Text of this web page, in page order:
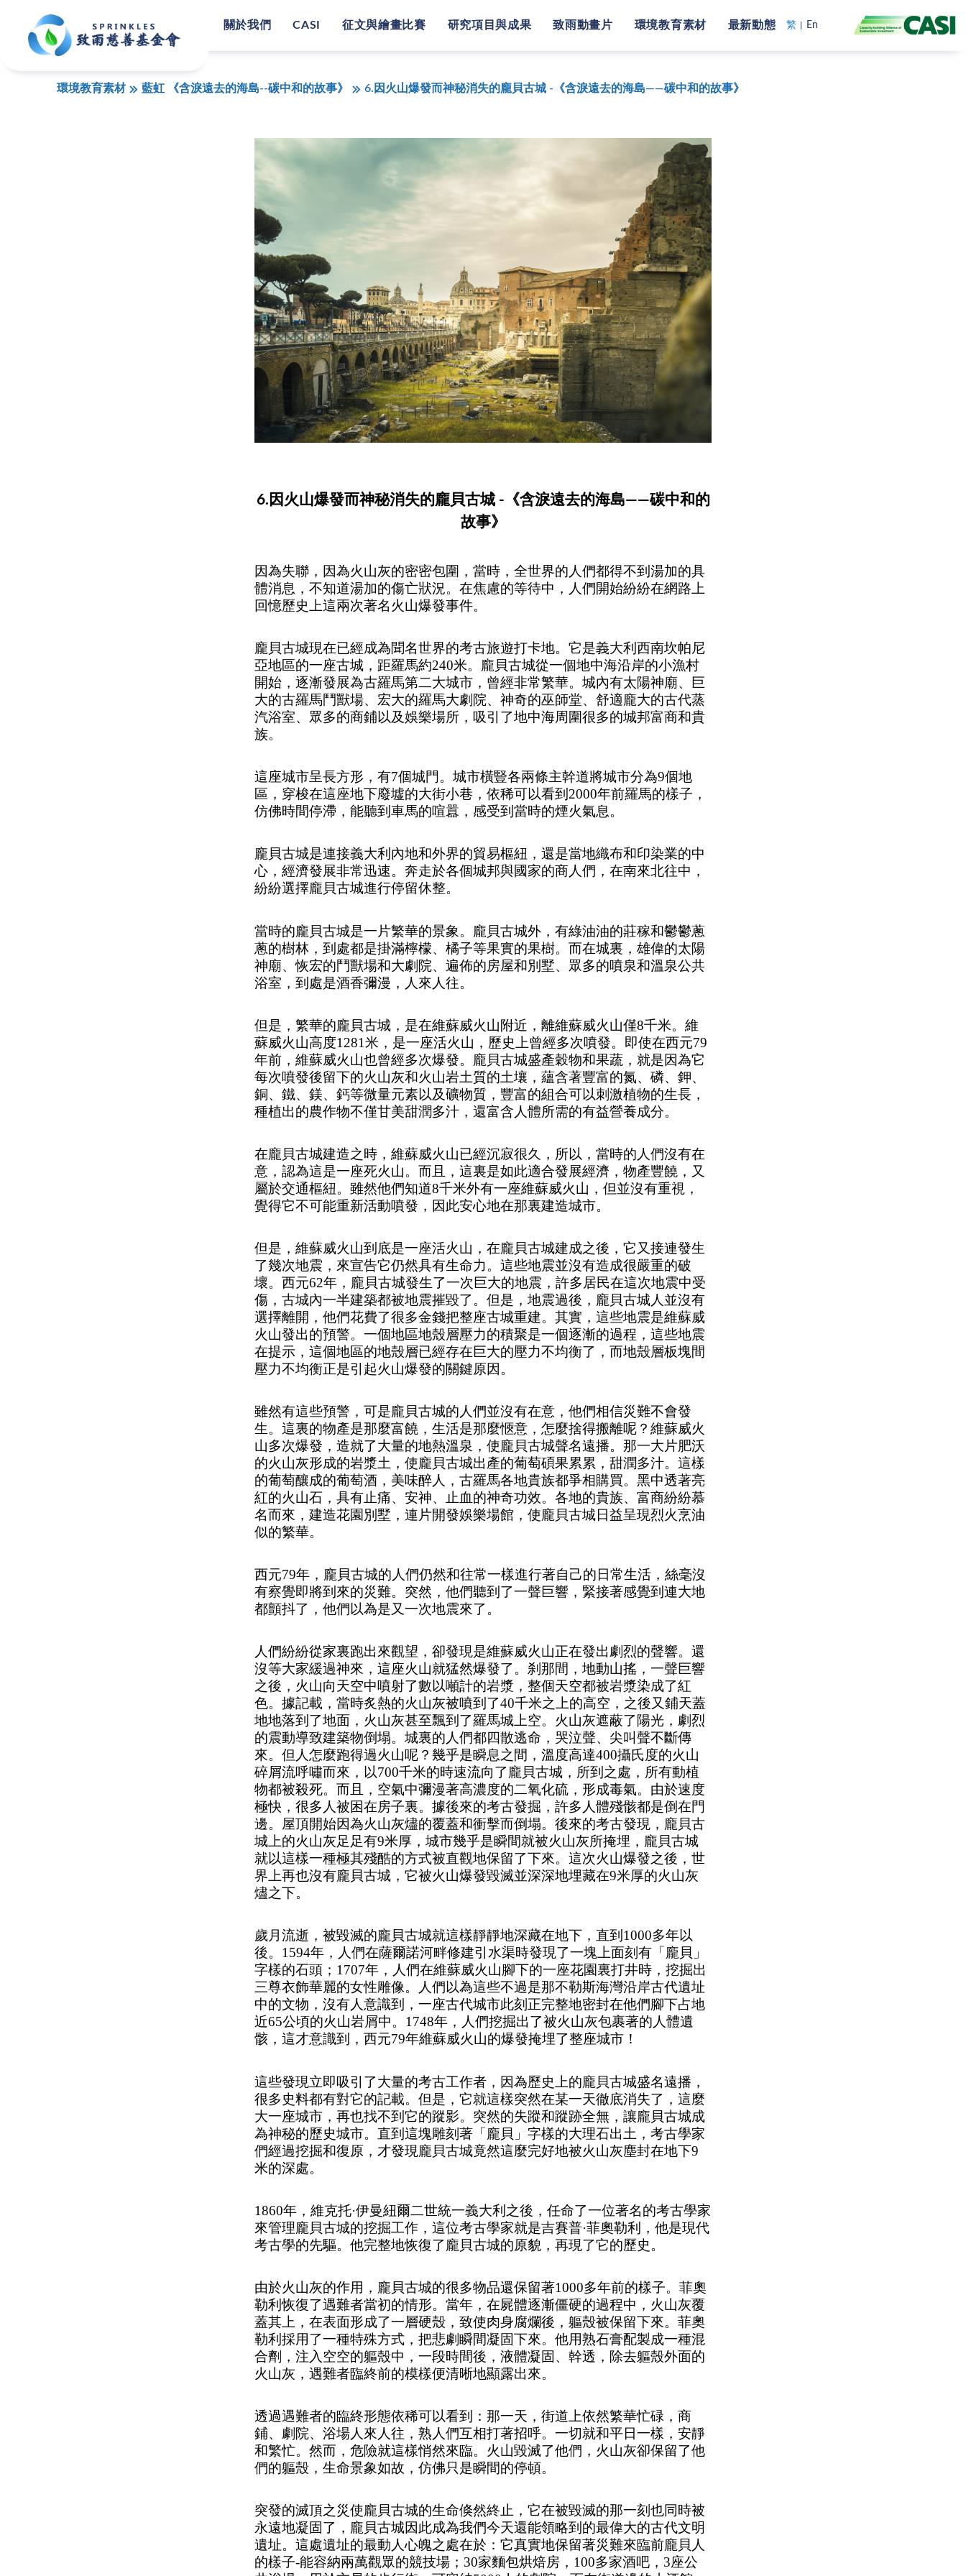
關於我們 CASI 征文與繪畫比賽 研究項目與成果 致雨動畫片 環境教育素材 最新動態 繁 En
環境教育素材 藍虹 《含淚遠去的海島--碳中和的故事》 6.因火山爆發而神秘消失的龐貝古城 -《含淚遠去的海島——碳中和的故事》
6.因火山爆發而神秘消失的龐貝古城 -《含淚遠去的海島——碳中和的
故事》
因為失聯，因為火山灰的密密包圍，當時，全世界的人們都得不到湯加的具
體消息，不知道湯加的傷亡狀況。在焦慮的等待中，人們開始紛紛在網路上
回憶歷史上這兩次著名火山爆發事件。
龐貝古城現在已經成為聞名世界的考古旅遊打卡地。它是義大利西南坎帕尼
亞地區的一座古城，距羅馬約240米。龐貝古城從一個地中海沿岸的小漁村
開始，逐漸發展為古羅馬第二大城市，曾經非常繁華。城內有太陽神廟、巨
大的古羅馬鬥獸場、宏大的羅馬大劇院、神奇的巫師堂、舒適龐大的古代蒸
汽浴室、眾多的商鋪以及娛樂場所，吸引了地中海周圍很多的城邦富商和貴
族。
這座城市呈長方形，有7個城門。城市橫豎各兩條主幹道將城市分為9個地
區，穿梭在這座地下廢墟的大街小巷，依稀可以看到2000年前羅馬的樣子，
仿佛時間停滯，能聽到車馬的喧囂，感受到當時的煙火氣息。
龐貝古城是連接義大利內地和外界的貿易樞紐，還是當地織布和印染業的中
心，經濟發展非常迅速。奔走於各個城邦與國家的商人們，在南來北往中，
紛紛選擇龐貝古城進行停留休整。
當時的龐貝古城是一片繁華的景象。龐貝古城外，有綠油油的莊稼和鬱鬱蔥
蔥的樹林，到處都是掛滿檸檬、橘子等果實的果樹。而在城裏，雄偉的太陽
神廟、恢宏的鬥獸場和大劇院、遍佈的房屋和別墅、眾多的噴泉和溫泉公共
浴室，到處是酒香彌漫，人來人往。
但是，繁華的龐貝古城，是在維蘇威火山附近，離維蘇威火山僅8千米。維
蘇威火山高度1281米，是一座活火山，歷史上曾經多次噴發。即使在西元79
年前，維蘇威火山也曾經多次爆發。龐貝古城盛產穀物和果蔬，就是因為它
每次噴發後留下的火山灰和火山岩土質的土壤，蘊含著豐富的氮、磷、鉀、
銅、鐵、鎂、鈣等微量元素以及礦物質，豐富的組合可以刺激植物的生長，
種植出的農作物不僅甘美甜潤多汁，還富含人體所需的有益營養成分。
在龐貝古城建造之時，維蘇威火山已經沉寂很久，所以，當時的人們沒有在
意，認為這是一座死火山。而且，這裏是如此適合發展經濟，物產豐饒，又
屬於交通樞紐。雖然他們知道8千米外有一座維蘇威火山，但並沒有重視，
覺得它不可能重新活動噴發，因此安心地在那裏建造城市。
但是，維蘇威火山到底是一座活火山，在龐貝古城建成之後，它又接連發生
了幾次地震，來宣告它仍然具有生命力。這些地震並沒有造成很嚴重的破
壞。西元62年，龐貝古城發生了一次巨大的地震，許多居民在這次地震中受
傷，古城內一半建築都被地震摧毀了。但是，地震過後，龐貝古城人並沒有
選擇離開，他們花費了很多金錢把整座古城重建。其實，這些地震是維蘇威
火山發出的預警。一個地區地殼層壓力的積聚是一個逐漸的過程，這些地震
在提示，這個地區的地殼層已經存在巨大的壓力不均衡了，而地殼層板塊間
壓力不均衡正是引起火山爆發的關鍵原因。
雖然有這些預警，可是龐貝古城的人們並沒有在意，他們相信災難不會發
生。這裏的物產是那麼富饒，生活是那麼愜意，怎麼捨得搬離呢？維蘇威火
山多次爆發，造就了大量的地熱溫泉，使龐貝古城聲名遠播。那一大片肥沃
的火山灰形成的岩漿土，使龐貝古城出產的葡萄碩果累累，甜潤多汁。這樣
的葡萄釀成的葡萄酒，美味醉人，古羅馬各地貴族都爭相購買。黑中透著亮
紅的火山石，具有止痛、安神、止血的神奇功效。各地的貴族、富商紛紛慕
名而來，建造花園別墅，連片開發娛樂場館，使龐貝古城日益呈現烈火烹油
似的繁華。
西元79年，龐貝古城的人們仍然和往常一樣進行著自己的日常生活，絲毫沒
有察覺即將到來的災難。突然，他們聽到了一聲巨響，緊接著感覺到連大地
都顫抖了，他們以為是又一次地震來了。
人們紛紛從家裏跑出來觀望，卻發現是維蘇威火山正在發出劇烈的聲響。還
沒等大家緩過神來，這座火山就猛然爆發了。刹那間，地動山搖，一聲巨響
之後，火山向天空中噴射了數以噸計的岩漿，整個天空都被岩漿染成了紅
色。據記載，當時炙熱的火山灰被噴到了40千米之上的高空，之後又鋪天蓋
地地落到了地面，火山灰甚至飄到了羅馬城上空。火山灰遮蔽了陽光，劇烈
的震動導致建築物倒塌。城裏的人們都四散逃命，哭泣聲、尖叫聲不斷傳
來。但人怎麼跑得過火山呢？幾乎是瞬息之間，溫度高達400攝氏度的火山
碎屑流呼嘯而來，以700千米的時速流向了龐貝古城，所到之處，所有動植
物都被殺死。而且，空氣中彌漫著高濃度的二氧化硫，形成毒氣。由於速度
極快，很多人被困在房子裏。據後來的考古發掘，許多人體殘骸都是倒在門
邊。屋頂開始因為火山灰燼的覆蓋和衝擊而倒塌。後來的考古發現，龐貝古
城上的火山灰足足有9米厚，城市幾乎是瞬間就被火山灰所掩埋，龐貝古城
就以這樣一種極其殘酷的方式被直觀地保留了下來。這次火山爆發之後，世
界上再也沒有龐貝古城，它被火山爆發毀滅並深深地埋藏在9米厚的火山灰
燼之下。
歲月流逝，被毀滅的龐貝古城就這樣靜靜地深藏在地下，直到 1000多年以
後。1594年，人們在薩爾諾河畔修建引水渠時發現了一塊上面刻有 「 龐貝 」
字樣的石頭； 1707年，人們在維蘇威火山腳下的一座花園裏打井時，挖掘出
三尊衣飾華麗的女性雕像。人們以為這些不過是那不勒斯海灣沿岸古代遺址
中的文物，沒有人意識到，一座古代城市此刻正完整地密封在他們腳下占地
近65公頃的火山岩屑中。1748年，人們挖掘出了被火山灰包裹著的人體遺
骸，這才意識到，西元79年維蘇威火山的爆發掩埋了整座城市！
這些發現立即吸引了大量的考古工作者，因為歷史上的龐貝古城盛名遠播，
很多史料都有對它的記載。但是，它就這樣突然在某一天徹底消失了，這麼
大一座城市，再也找不到它的蹤影。突然的失蹤和蹤跡全無，讓龐貝古城成
為神秘的歷史城市。直到這塊雕刻著 「龐貝 」字樣的大理石出土，考古學家
們經過挖掘和復原，才發現龐貝古城竟然這麼完好地被火山灰塵封在地下9
米的深處。
1860年，維克托·伊曼紐爾二世統一義大利之後，任命了一位著名的考古學家
來管理龐貝古城的挖掘工作，這位考古學家就是吉賽普·菲奧勒利，他是現代
考古學的先驅。他完整地恢復了龐貝古城的原貌，再現了它的歷史。
由於火山灰的作用，龐貝古城的很多物品還保留著1000多年前的樣子。菲奧
勒利恢復了遇難者當初的情形。當年，在屍體逐漸僵硬的過程中，火山灰覆
蓋其上，在表面形成了一層硬殼，致使肉身腐爛後，軀殼被保留下來。菲奧
勒利採用了一種特殊方式，把悲劇瞬間凝固下來。他用熟石膏配製成一種混
合劑，注入空空的軀殼中，一段時間後，液體凝固、幹透，除去軀殼外面的
火山灰，遇難者臨終前的模樣便清晰地顯露出來。
透過遇難者的臨終形態依稀可以看到：那一天，街道上依然繁華忙碌，商
鋪、劇院、浴場人來人往，熟人們互相打著招呼。一切就和平日一樣，安靜
和繁忙。然而，危險就這樣悄然來臨。火山毀滅了他們，火山灰卻保留了他
們的軀殼，生命景象如故，仿佛只是瞬間的停頓。
突發的滅頂之災使龐貝古城的生命倏然終止，它在被毀滅的那一刻也同時被
永遠地凝固了，龐貝古城因此成為我們今天還能領略到的最偉大的古代文明
遺址。這處遺址的最動人心魄之處在於：它真實地保留著災難來臨前龐貝人
的樣子-能容納兩萬觀眾的競技場；30家麵包烘焙房，100多家酒吧，3座公